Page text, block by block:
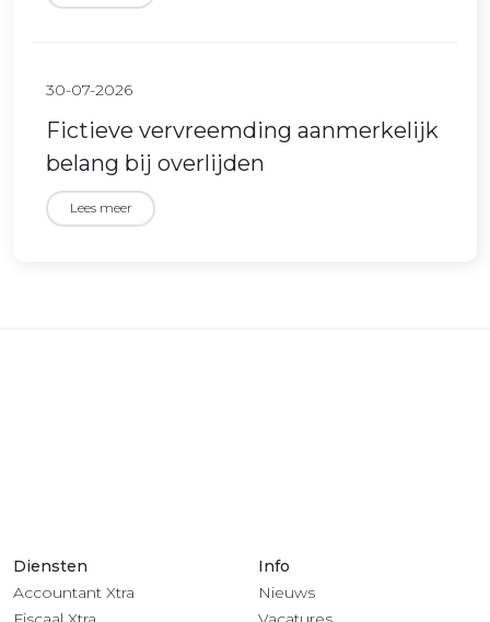
30-07-2026
Fictieve vervreemding aanmerkelijk
belang bij overlijden
Lees meer
Diensten
Accountant Xtra
Info
Nieuws